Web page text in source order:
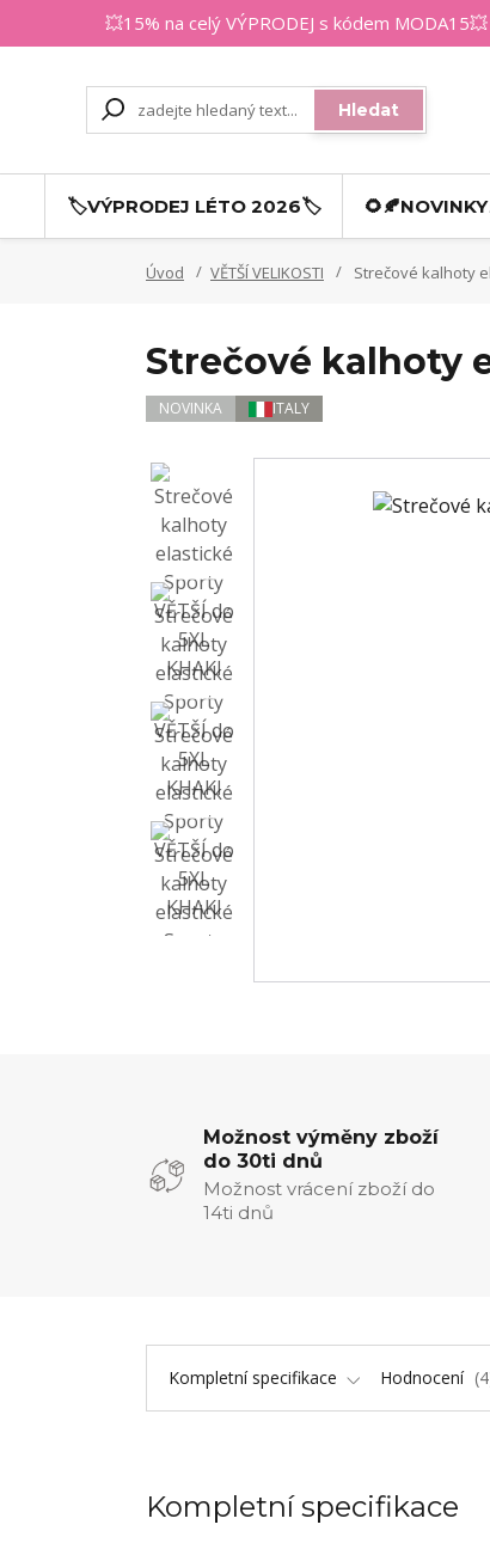
💥15% na celý VÝPRODEJ s kódem
Hledat
🏷️VÝPRODEJ LÉTO 2026🏷️
Úvod VĚTŠÍ VELIKOSTI Strečové kalhoty
Strečové kalhoty
NOVINKA ITALY
Možnost výměny zboží
do 30ti dnů
Možnost vrácení zboží do
14ti dnů
Kompletní specifikace Hodnocení 4
Kompletní specifikace